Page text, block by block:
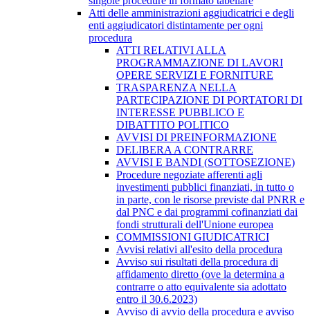
Atti delle amministrazioni aggiudicatrici e degli
enti aggiudicatori distintamente per ogni
procedura
ATTI RELATIVI ALLA
PROGRAMMAZIONE DI LAVORI
OPERE SERVIZI E FORNITURE
TRASPARENZA NELLA
PARTECIPAZIONE DI PORTATORI DI
INTERESSE PUBBLICO E
DIBATTITO POLITICO
AVVISI DI PREINFORMAZIONE
DELIBERA A CONTRARRE
AVVISI E BANDI (SOTTOSEZIONE)
Procedure negoziate afferenti agli
investimenti pubblici finanziati, in tutto o
in parte, con le risorse previste dal PNRR e
dal PNC e dai programmi cofinanziati dai
fondi strutturali dell'Unione europea
COMMISSIONI GIUDICATRICI
Avvisi relativi all'esito della procedura
Avviso sui risultati della procedura di
affidamento diretto (ove la determina a
contrarre o atto equivalente sia adottato
entro il 30.6.2023)
Avviso di avvio della procedura e avviso